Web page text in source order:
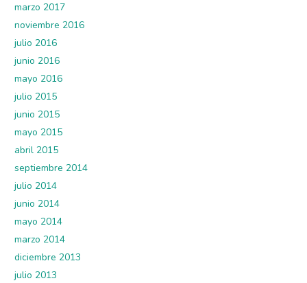
marzo 2017
noviembre 2016
julio 2016
junio 2016
mayo 2016
julio 2015
junio 2015
mayo 2015
abril 2015
septiembre 2014
julio 2014
junio 2014
mayo 2014
marzo 2014
diciembre 2013
julio 2013